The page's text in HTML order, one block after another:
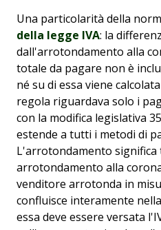
Una particolarità della
della legge IVA: la
dall'arrotondamento alla
totale da pagare non è
né su di essa viene
regola riguardava solo i
con la modifica legislativa
estende a tutti i metodi di
L'arrotondamento significa
arrotondamento alla
venditore arrotonda in
confluisce interamente
essa deve essere versata